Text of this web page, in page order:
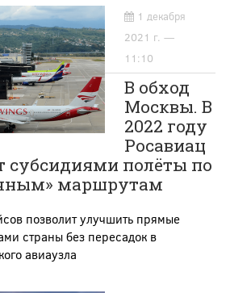
1 декабря
2021 г. —
11:10
В обход
Москвы. В
2022 году
Росавиац
субсидиями полёты по
маршрутам
позволит улучшить прямые
страны без пересадок в
авиаузла